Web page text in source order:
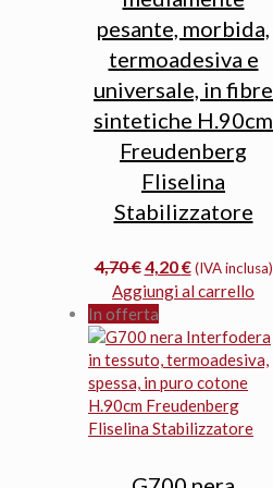
pesante, morbida,
termoadesiva e
universale, in fibre
sintetiche H.90cm
Freudenberg
Fliselina
Stabilizzatore
4,70€Il
prezzo
originale
era:
4,70 €.
4,20€Il
prezzo
è:
4,20 €.
(IVA inclusa)
Aggiungi al carrello
In offerta